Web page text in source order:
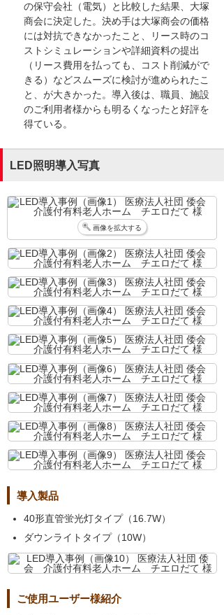
の保守会社（電気）と比較した結果、大塚
商会に決定した。決め手は大塚商会の価格
には対抗できなかったこと、リース時のコ
ストシミュレーションや詳細資料の提出
（リース費用を払っても、コスト削減がで
きる）などスムーズに検討が進められたこ
と、が大きかった。導入後は、職員、施設
のご利用者様からも明るくなったと好評を
得ている。
LED照明導入写真
画像を拡大する
導入製品
40形直管蛍光灯タイプ（16.7W）
ダウンライトタイプ（10W）
ご使用ユーザー様紹介